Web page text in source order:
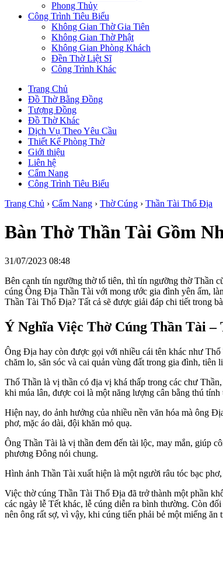
Phong Thủy
Công Trình Tiêu Biểu
Không Gian Thờ Gia Tiên
Không Gian Thờ Phật
Không Gian Phòng Khách
Đền Thờ Liệt Sĩ
Công Trình Khác
Trang Chủ
Đồ Thờ Bằng Đồng
Tượng Đồng
Đồ Thờ Khác
Dịch Vụ Theo Yêu Cầu
Thiết Kế Phòng Thờ
Giới thiệu
Liên hệ
Cẩm Nang
Công Trình Tiêu Biểu
Trang Chủ › Cẩm Nang › Thờ Cúng › Thần Tài Thổ Địa
Bàn Thờ Thần Tài Gồm
31/07/2023 08:48
Bên cạnh tín ngưỡng thờ tổ tiên, thì tín ngưỡng thờ Thần
cúng Ông Địa Thần Tài với mong ước gia đình yên ấm,
Thần Tài Thổ Địa? Tất cả sẽ được giải đáp chi tiết trong
Ý Nghĩa Việc Thờ Cúng Thần Tài –
Ông Địa hay còn được gọi với nhiều cái tên khác như
chăm lo, săn sóc và cai quản vùng đất trong gia đình, tiên
Thổ Thần là vị thần có địa vị khá thấp trong các chư
khi múa lân, được coi là một năng lượng cân bằng thú
Hiện nay, do ảnh hưởng của nhiều nền văn hóa mà ông
phơ, mặc áo dài, đội khăn mỏ quạ.
Ông Thần Tài là vị thần đem đến tài lộc, may mắn, giúp
phương Đông nói chung.
Hình ảnh Thần Tài xuất hiện là một người râu tóc bạc
Việc thờ cúng Thần Tài Thổ Địa đã trở thành một phần
các ngày lễ Tết khác, lễ cúng diễn ra bình thường. Còn
nên ông rất sợ, vì vậy, khi cúng tiến phải bẻ một miếng ăn